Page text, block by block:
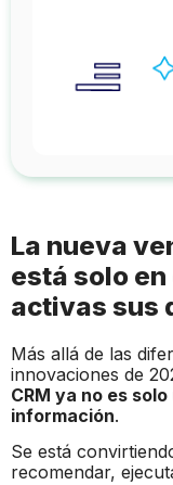
La nueva
está solo en
activas sus
Más allá de las
innovaciones de
CRM ya no es
información.
Se está
recomendar,